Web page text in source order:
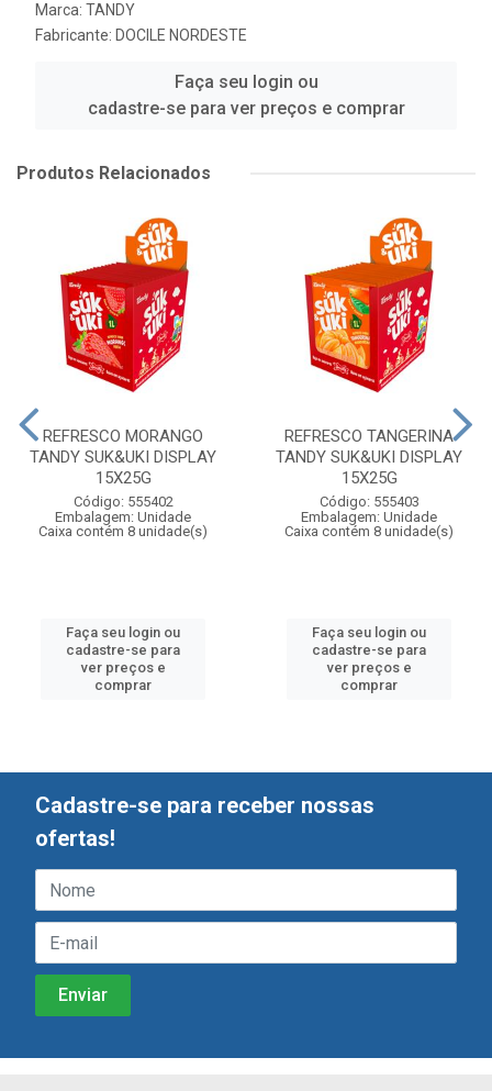
Marca: TANDY
Fabricante: DOCILE NORDESTE
Faça seu login ou
cadastre-se para ver preços e comprar
Produtos Relacionados
REFRESCO MORANGO
TANDY SUK&UKI DISPLAY
15X25G
Código: 555402
Embalagem: Unidade
Caixa contém 8 unidade(s)
Faça seu login ou
cadastre-se para
ver preços e
comprar
REFRESCO TANGERINA
TANDY SUK&UKI DISPLAY
15X25G
Código: 555403
Embalagem: Unidade
Caixa contém 8 unidade(s)
Faça seu login ou
cadastre-se para
ver preços e
comprar
Cadastre-se para receber nossas
ofertas!